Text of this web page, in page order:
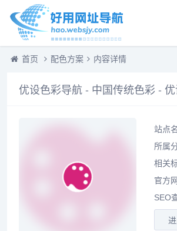
首页 配色方案 内容详情
优设色彩导航 - 中国传统色彩 -
站点
所属
相关
官方
SEO